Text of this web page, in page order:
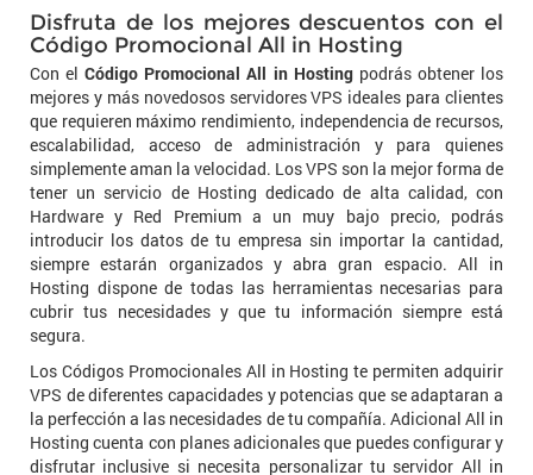
Disfruta de los mejores descuentos con el
Código Promocional All in Hosting
Con elCódigo Promocional All in Hostingpodrás obtener los
mejores y más novedosos servidores VPS ideales para clientes
que requieren máximo rendimiento, independencia de recursos,
escalabilidad, acceso de administración y para quienes
simplemente aman la velocidad. Los VPS son la mejor forma de
tener un servicio de Hosting dedicado de alta calidad, con
Hardware y Red Premium a un muy bajo precio, podrás
introducir los datos de tu empresa sin importar la cantidad,
siempre estarán organizados y abra gran espacio. All in
Hosting dispone de todas las herramientas necesarias para
cubrir tus necesidades y que tu información siempre está
segura.
Los Códigos Promocionales All in Hosting te permiten adquirir
VPS de diferentes capacidades y potencias que se adaptaran a
la perfección a las necesidades de tu compañía. Adicional All in
Hosting cuenta con planes adicionales que puedes configurar y
disfrutar inclusive si necesita personalizar tu servidor All in